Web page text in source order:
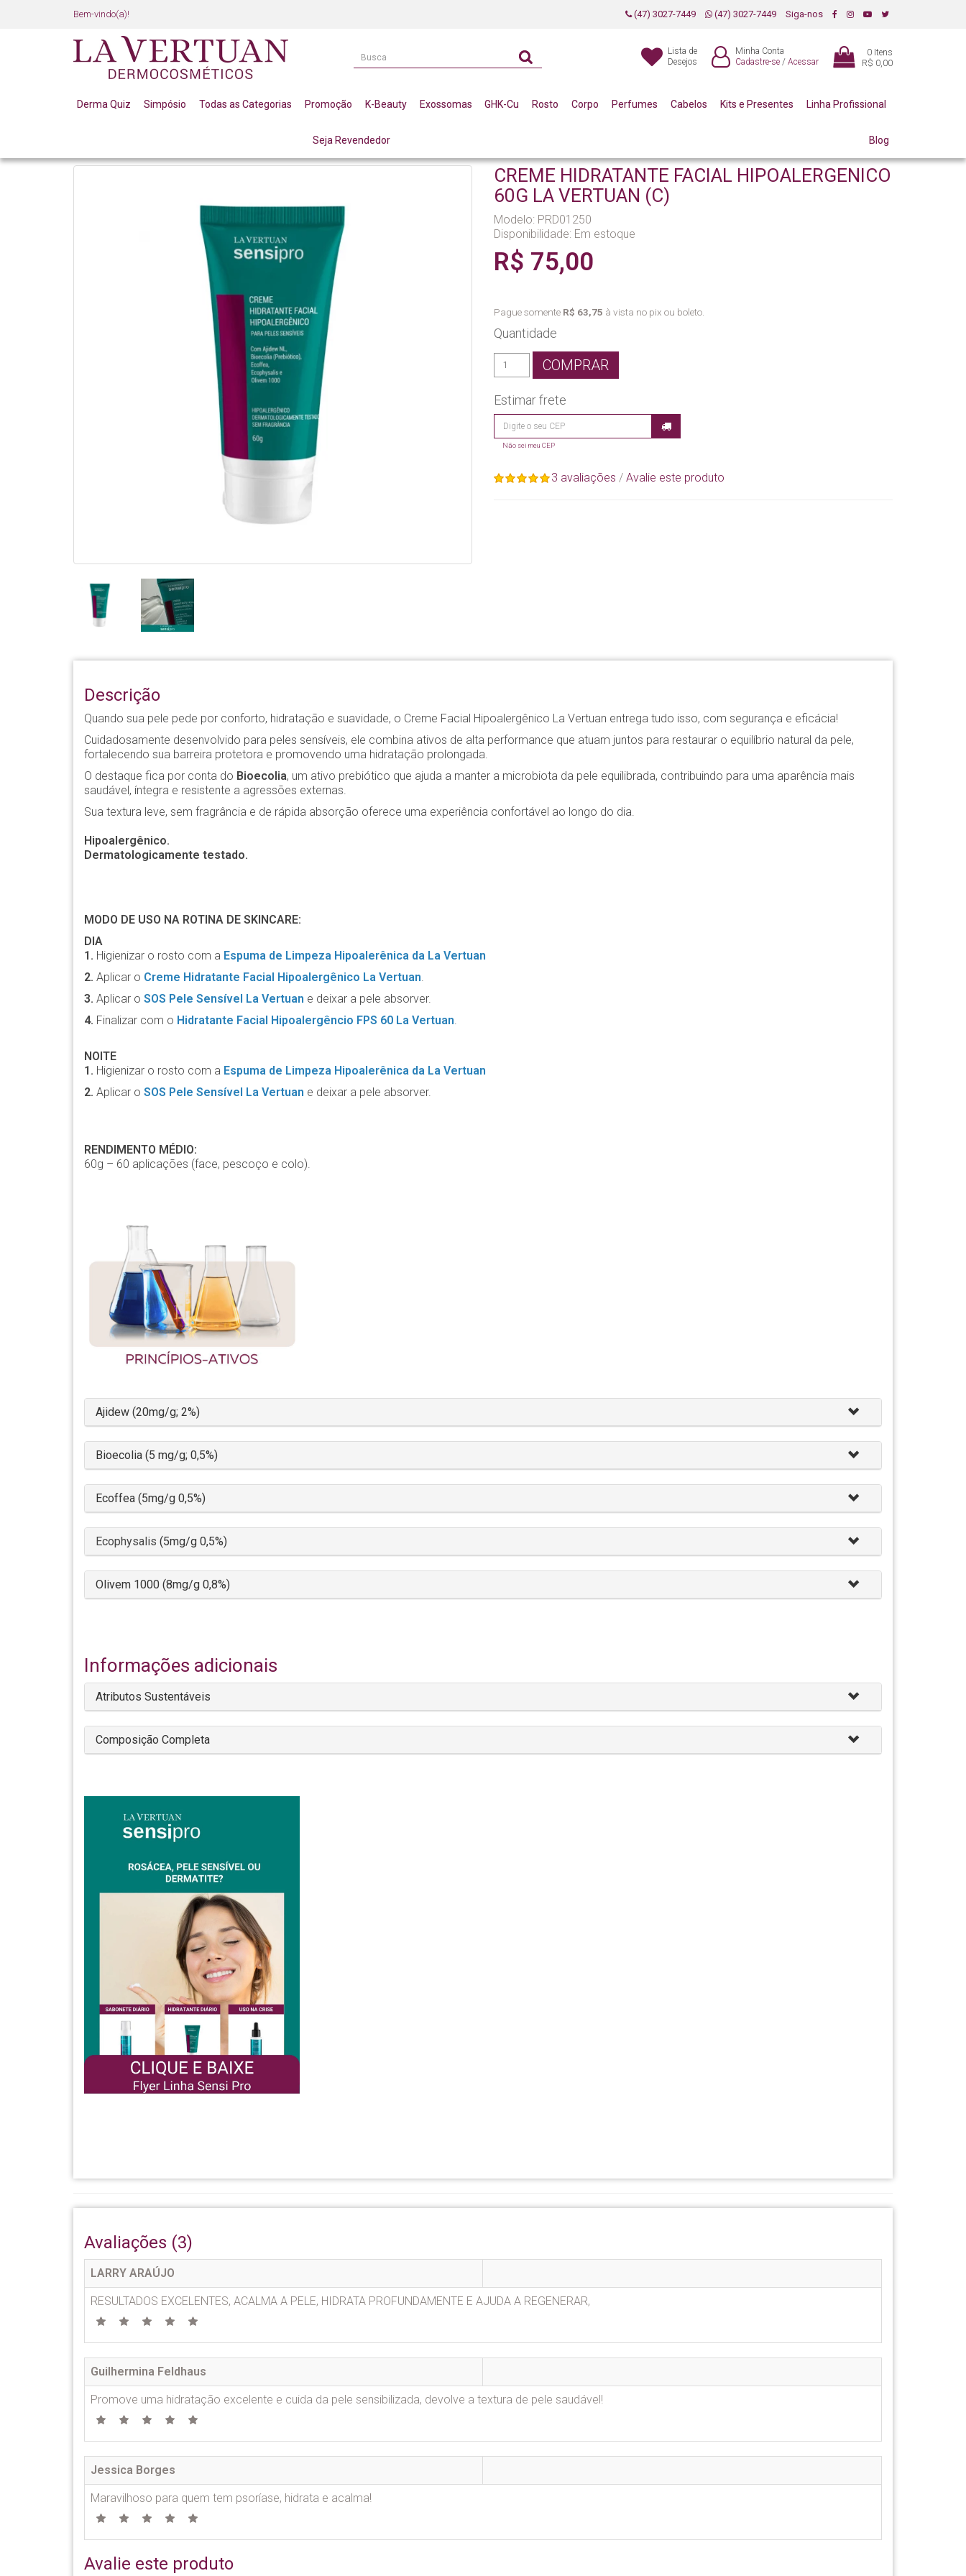
Bem-vindo(a)! (47) 3027-7449 (47) 3027-7449 Siga-nos
Lista de
Desejos
Minha Conta
Cadastre-se / Acessar
0 Itens
R$ 0,00
Derma Quiz Simpósio Todas as Categorias Promoção K-Beauty Exossomas GHK-Cu Rosto Corpo Perfumes Cabelos Kits e Presentes Linha Profissional
Seja Revendedor Blog
CREME HIDRATANTE FACIAL HIPOALERGENICO 60G LA VERTUAN (C)
CREME HIDRATANTE FACIAL HIPOALERGENICO
60G LA VERTUAN (C)
Modelo: PRD01250
Disponibilidade: Em estoque
R$ 75,00
Pague somente R$ 63,75 à vista no pix ou boleto.
Quantidade
COMPRAR
Estimar frete
Não sei meu CEP
3 avaliações / Avalie este produto
Descrição
Quando sua pele pede por conforto, hidratação e suavidade, o Creme Facial Hipoalergênico La Vertuan entrega tudo isso, com segurança e eficácia!
Cuidadosamente desenvolvido para peles sensíveis, ele combina ativos de alta performance que atuam juntos para restaurar o equilíbrio natural da pele,
fortalecendo sua barreira protetora e promovendo uma hidratação prolongada.
O destaque fica por conta do Bioecolia, um ativo prebiótico que ajuda a manter a microbiota da pele equilibrada, contribuindo para uma aparência mais
saudável, íntegra e resistente a agressões externas.
Sua textura leve, sem fragrância e de rápida absorção oferece uma experiência confortável ao longo do dia.
Hipoalergênico.
Dermatologicamente testado.
MODO DE USO NA ROTINA DE SKINCARE:
DIA
1. Higienizar o rosto com a Espuma de Limpeza Hipoalerênica da La Vertuan
2. Aplicar o Creme Hidratante Facial Hipoalergênico La Vertuan.
3. Aplicar o SOS Pele Sensível La Vertuan e deixar a pele absorver.
4. Finalizar com o Hidratante Facial Hipoalergêncio FPS 60 La Vertuan.
NOITE
1. Higienizar o rosto com a Espuma de Limpeza Hipoalerênica da La Vertuan
2. Aplicar o SOS Pele Sensível La Vertuan e deixar a pele absorver.
RENDIMENTO MÉDIO:
60g – 60 aplicações (face, pescoço e colo).
Ajidew (20mg/g; 2%)
Bioecolia (5 mg/g; 0,5%)
Ecoffea (5mg/g 0,5%)
Ecophysalis (5mg/g 0,5%)
Olivem 1000 (8mg/g 0,8%)
Informações adicionais
Atributos Sustentáveis
Composição Completa
Avaliações (3)
LARRY ARAÚJO
RESULTADOS EXCELENTES, ACALMA A PELE, HIDRATA PROFUNDAMENTE E AJUDA A REGENERAR,
Guilhermina Feldhaus
Promove uma hidratação excelente e cuida da pele sensibilizada, devolve a textura de pele saudável!
Jessica Borges
Maravilhoso para quem tem psoríase, hidrata e acalma!
Avalie este produto